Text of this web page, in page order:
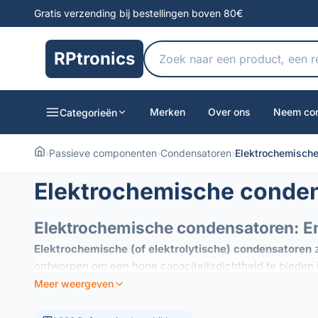
Gratis verzending bij bestellingen boven 80€
RPtronics
Categorieën Merken Over ons Neem
›Passieve componenten›Condensatoren›
Elektrochemische
Elektrochemische condensatoren:
Elektrochemische (of elektrolytische) condensatoren
ontworpen om een ​​hoge capaciteitsdichtheid te
Gebruik en toepassingen
Meer weergeven